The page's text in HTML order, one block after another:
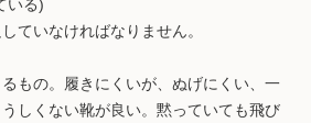
いる)
ていなければなりません。
もの。履きにくいが、ぬげにくい、一
しくない靴が良い。黙っていても飛び